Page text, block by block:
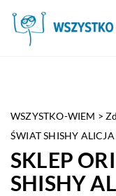
WSZYSTKO-WIEM >
ŚWIAT SHISHY
SKLEP
SHISHY